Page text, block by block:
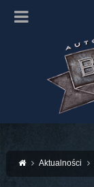
Aktualności